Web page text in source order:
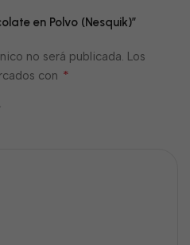
en Polvo (Nesquik)”
no será publicada. Los
con *